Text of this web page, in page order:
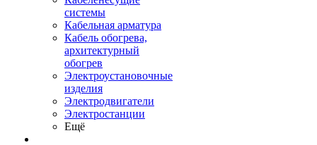
системы
Кабельная арматура
Кабель обогрева,
архитектурный
обогрев
Электроустановочные
изделия
Электродвигатели
Электростанции
Ещё